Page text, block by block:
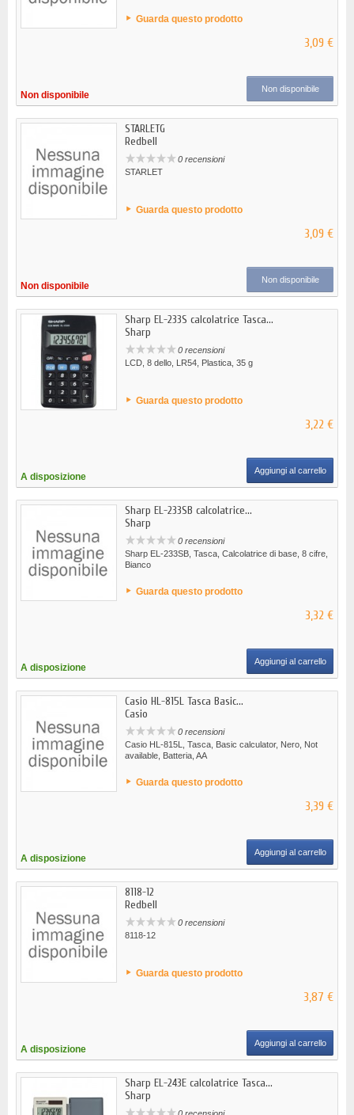
Guarda questo prodotto
3,09 €
Non disponibile
Non disponibile
STARLETG
Redbell
0 recensioni
STARLET
Guarda questo prodotto
3,09 €
Non disponibile
Non disponibile
Sharp EL-233S calcolatrice Tasca...
Sharp
0 recensioni
LCD, 8 dello, LR54, Plastica, 35 g
Guarda questo prodotto
3,22 €
A disposizione
Aggiungi al carrello
Sharp EL-233SB calcolatrice...
Sharp
0 recensioni
Sharp EL-233SB, Tasca, Calcolatrice di base, 8 cifre,
Bianco
Guarda questo prodotto
3,32 €
A disposizione
Aggiungi al carrello
Casio HL-815L Tasca Basic...
Casio
0 recensioni
Casio HL-815L, Tasca, Basic calculator, Nero, Not
available, Batteria, AA
Guarda questo prodotto
3,39 €
A disposizione
Aggiungi al carrello
8118-12
Redbell
0 recensioni
8118-12
Guarda questo prodotto
3,87 €
A disposizione
Aggiungi al carrello
Sharp EL-243E calcolatrice Tasca...
Sharp